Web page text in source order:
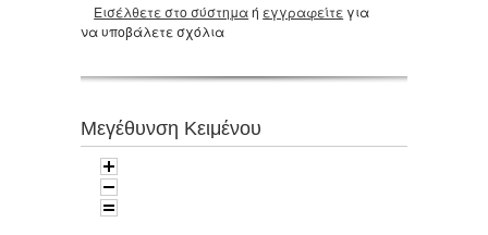
Εισέλθετε στο σύστημαή εγγραφείτε για
να υποβάλετε σχόλια
Μεγέθυνση Κειμένου